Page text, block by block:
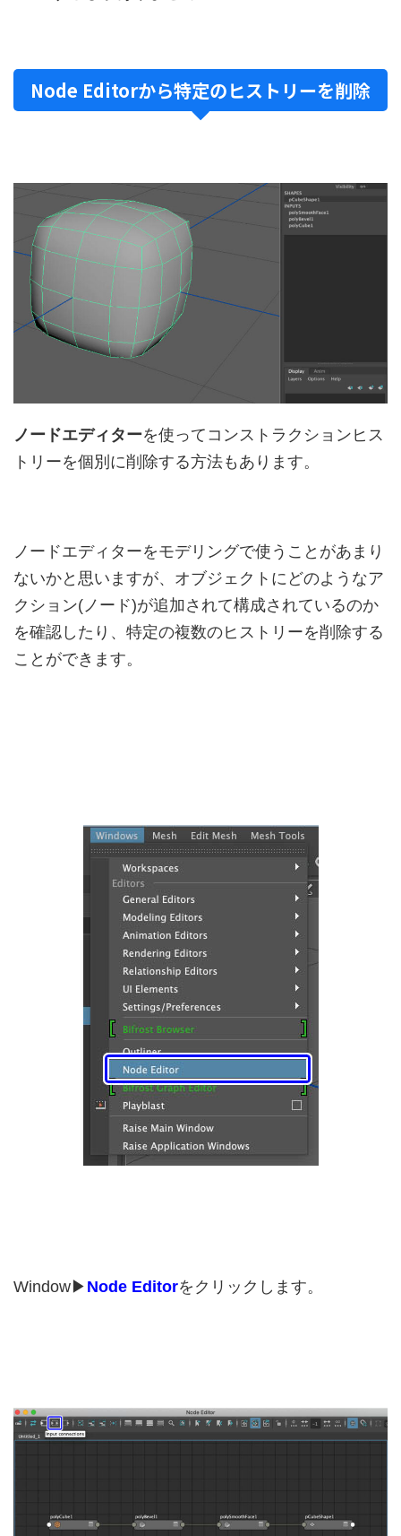
Node Editorから特定のヒストリーを削除
ノードエディターを使ってコンストラクションヒス
トリーを個別に削除する方法もあります。
ノードエディターをモデリングで使うことがあまり
ないかと思いますが、オブジェクトにどのようなア
クション(ノード)が追加されて構成されているのか
を確認したり、特定の複数のヒストリーを削除する
ことができます。
Window▶︎ Node Editorをクリックします。